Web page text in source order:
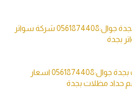
مقاول تركيب سواتر بجدة جوال:0561874408 شركة سواتر
بجدة
مقاول تركيب مظلات بجدة جوال:0561874408 اسعار
حداد مظلات بجدة